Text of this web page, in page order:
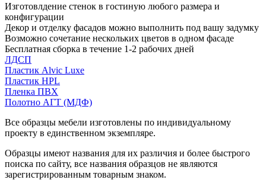
Изготовлдение стенок в гостиную любого размера и
конфигурации
Декор и отделку фасадов можно выполнить под вашу задумку
Возможно сочетание нескольких цветов в одном фасаде
Бесплатная сборка в течение 1-2 рабочих дней
ЛДСП
Пластик Alvic Luxe
Пластик HPL
Пленка ПВХ
Полотно АГТ (МДФ)
Все образцы мебели изготовлены по индивидуальному
проекту в единственном экземпляре.
Образцы имеют названия для их различия и более быстрого
поиска по сайту, все названия образцов не являются
зарегистрированным товарным знаком.